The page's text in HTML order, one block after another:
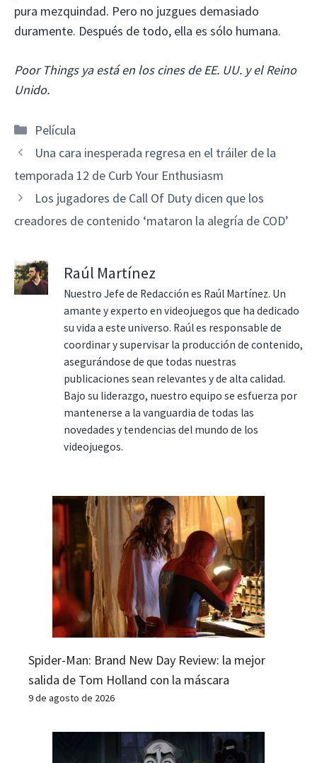
pura mezquindad. Pero no juzgues demasiado
duramente. Después de todo, ella es sólo humana.
Poor Things ya está en los cines de EE. UU. y el Reino
Unido.
Categorías
Película
Una cara inesperada regresa en el tráiler de la
temporada 12 de Curb Your Enthusiasm
Los jugadores de Call Of Duty dicen que los
creadores de contenido ‘mataron la alegría de COD’
Raúl Martínez
Nuestro Jefe de Redacción es Raúl Martínez. Un
amante y experto en videojuegos que ha dedicado
su vida a este universo. Raúl es responsable de
coordinar y supervisar la producción de contenido,
asegurándose de que todas nuestras
publicaciones sean relevantes y de alta calidad.
Bajo su liderazgo, nuestro equipo se esfuerza por
mantenerse a la vanguardia de todas las
novedades y tendencias del mundo de los
videojuegos.
Spider-Man: Brand New Day Review: la mejor
salida de Tom Holland con la máscara
9 de agosto de 2026